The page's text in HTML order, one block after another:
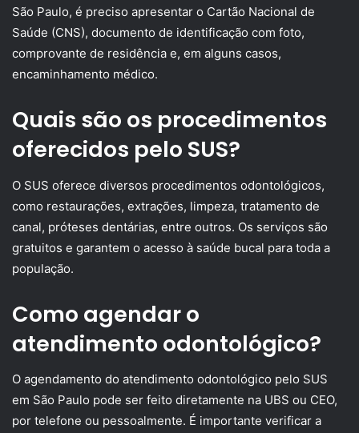
São Paulo, é preciso apresentar o Cartão Nacional de
Saúde (CNS), documento de identificação com foto,
comprovante de residência e, em alguns casos,
encaminhamento médico.
Quais são os procedimentos
oferecidos pelo SUS?
O SUS oferece diversos procedimentos odontológicos,
como restaurações, extrações, limpeza, tratamento de
canal, próteses dentárias, entre outros. Os serviços são
gratuitos e garantem o acesso à saúde bucal para toda a
população.
Como agendar o
atendimento odontológico?
O agendamento do atendimento odontológico pelo SUS
em São Paulo pode ser feito diretamente na UBS ou CEO,
por telefone ou pessoalmente. É importante verificar a